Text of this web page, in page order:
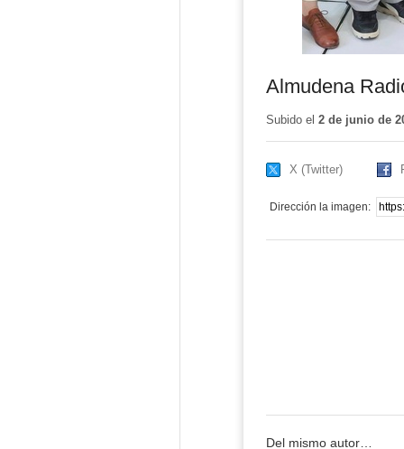
Almudena
Subido el 2 de junio de
X (Twitter)
Dirección la imagen:
Del mismo autor…